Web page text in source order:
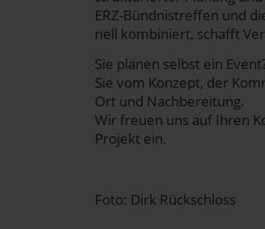
ERZ-Bünd­nis­tref­fen und
nell kom­bi­niert, schafft
Sie pla­nen selbst ein
Sie vom Kon­zept, der
Ort und Nachbereitung.
Wir freu­en uns auf Ihren
Pro­jekt ein.
Foto: Dirk Rückschloss